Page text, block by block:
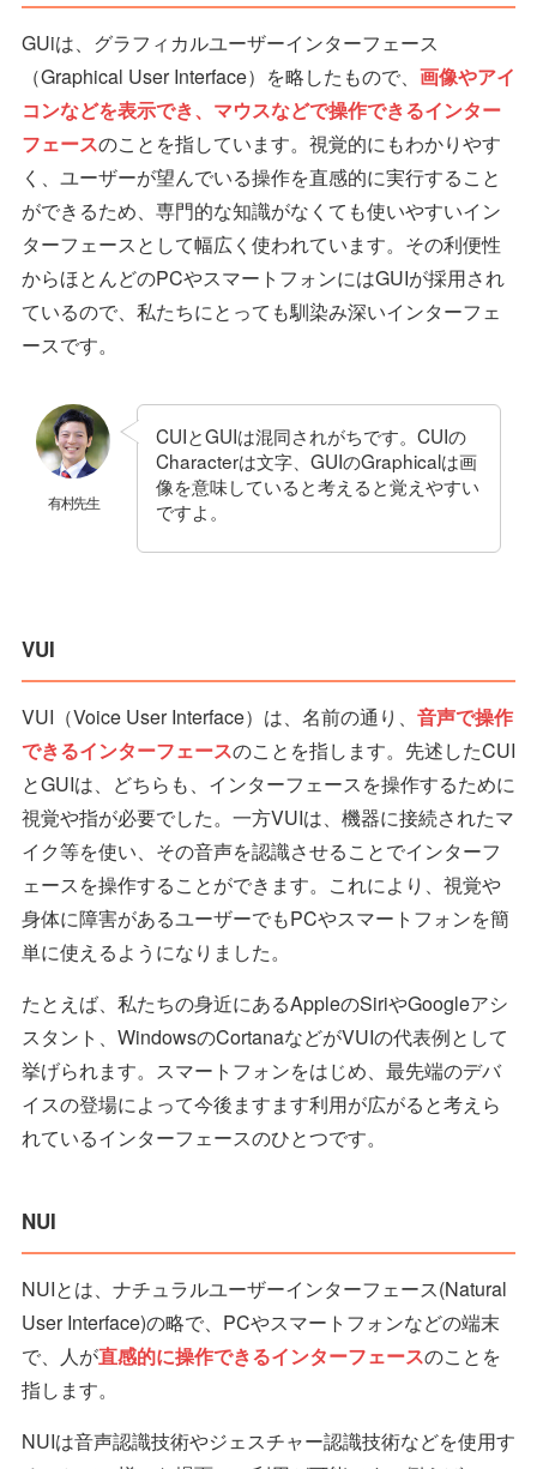
GUiは、グラフィカルユーザーインターフェース
（Graphical User Interface）を略したもので、 画像やアイ
コンなどを表示でき、マウスなどで操作できるインター
フェースのことを指しています。視覚的にもわかりやす
く、ユーザーが望んでいる操作を直感的に実行すること
ができるため、専門的な知識がなくても使いやすいイン
ターフェースとして幅広く使われています。その利便性
からほとんどのPCやスマートフォンにはGUIが採用され
ているので、私たちにとっても馴染み深いインターフェ
ースです。
有村先生
CUIとGUIは混同されがちです。CUIの
Characterは文字、GUIのGraphicalは画
像を意味していると考えると覚えやすい
ですよ。
VUI
VUI（Voice User Interface）は、名前の通り、 音声で操作
できるインターフェースのことを指します。先述したCUI
とGUIは、どちらも、インターフェースを操作するために
視覚や指が必要でした。一方VUIは、機器に接続されたマ
イク等を使い、その音声を認識させることでインターフ
ェースを操作することができます。これにより、視覚や
身体に障害があるユーザーでもPCやスマートフォンを簡
単に使えるようになりました。
たとえば、私たちの身近にあるAppleのSiriやGoogleアシ
スタント、WindowsのCortanaなどがVUIの代表例として
挙げられます。スマートフォンをはじめ、最先端のデバ
イスの登場によって今後ますます利用が広がると考えら
れているインターフェースのひとつです。
NUI
NUIとは、ナチュラルユーザーインターフェース(Natural
User Interface)の略で、PCやスマートフォンなどの端末
で、人が直感的に操作できるインターフェースのことを
指します。
NUIは音声認識技術やジェスチャー認識技術などを使用す